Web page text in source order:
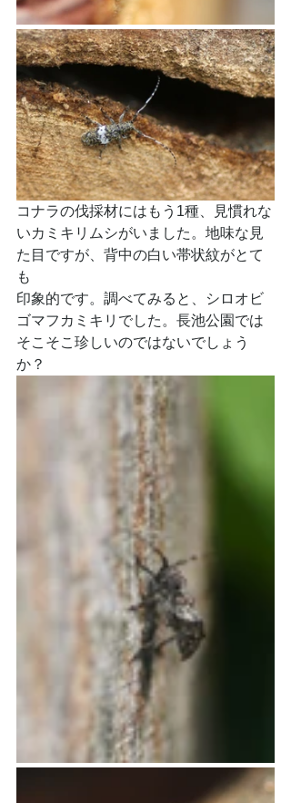
コナラの伐採材にはもう1種、見慣れな
いカミキリムシがいました。地味な見
た目ですが、背中の白い帯状紋がとて
も
印象的です。調べてみると、シロオビ
ゴマフカミキリでした。長池公園では
そこそこ珍しいのではないでしょう
か？